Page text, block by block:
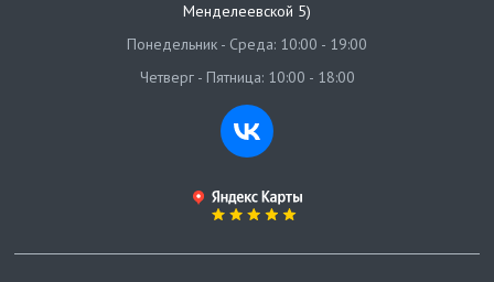
Менделеевской 5)
Понедельник - Среда: 10:00 - 19:00
Четверг - Пятница: 10:00 - 18:00